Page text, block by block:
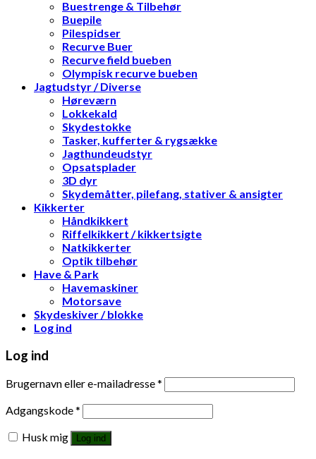
Buestrenge & Tilbehør
Buepile
Pilespidser
Recurve Buer
Recurve field bueben
Olympisk recurve bueben
Jagtudstyr / Diverse
Høreværn
Lokkekald
Skydestokke
Tasker, kufferter & rygsække
Jagthundeudstyr
Opsatsplader
3D dyr
Skydemåtter, pilefang, stativer & ansigter
Kikkerter
Håndkikkert
Riffelkikkert / kikkertsigte
Natkikkerter
Optik tilbehør
Have & Park
Havemaskiner
Motorsave
Skydeskiver / blokke
Log ind
Log ind
Brugernavn eller e-mailadresse*
Adgangskode*
Husk mig
Log ind